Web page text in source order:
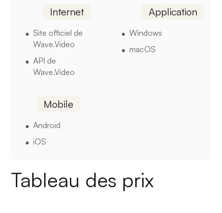
Internet
Site officiel de
Wave.Video
API de
Wave.Video
Application
Windows
macOS
Mobile
Android
iOS
Tableau des prix